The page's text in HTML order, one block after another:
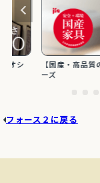
オシ
【国産・高品質
ーズ
フォース２に戻る